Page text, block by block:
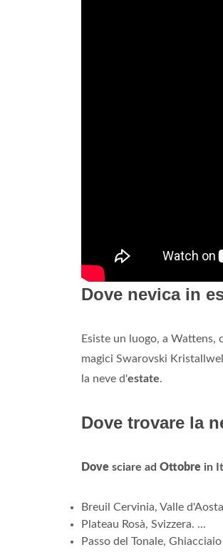
Dove nevica in
Esiste un luogo, a Wattens,
magici Swarovski
la neve d'estate.
Dove trovare la
Dove sciare ad Ottobre in
Breuil Cervinia, Valle
Plateau Rosà, Svizzera. ...
Passo del Tonale,